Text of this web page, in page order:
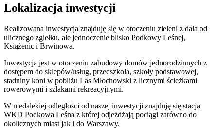
Lokalizacja inwestycji
Realizowana inwestycja znajduję się w otoczeniu zieleni z dala od
ulicznego zgiełku, ale jednoczenie blisko Podkowy Leśnej,
Książenic i Brwinowa.
Inwestycja jest w otoczeniu zabudowy domów jednorodzinnych z
dostępem do sklepów/usług, przedszkola, szkoły podstawowej,
stadniny koni w pobliżu Las Młochowski z licznymi ścieżkami
rowerowymi i szlakami rekreacyjnymi.
W niedalekiej odległości od naszej inwestycji znajduję się stacja
WKD Podkowa Leśna z której odjeżdżają pociągi zarówno do
okolicznych miast jak i do Warszawy.